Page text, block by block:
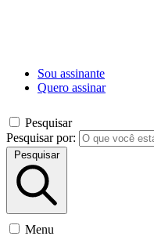
Sou assinante
Quero assinar
Pesquisar
Pesquisar por:
Pesquisar
Menu